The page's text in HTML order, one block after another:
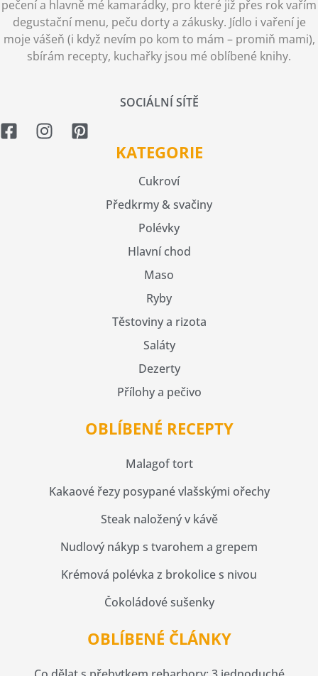
pečení a hlavně mé kamarádky, pro které již přes rok vařím
degustační menu, peču dorty a zákusky. Jídlo i vaření je
moje vášeň (i když nevím po kom to mám – promiň mami),
sbírám recepty, kuchařky jsou mé oblíbené knihy.
SOCIÁLNÍ SÍTĚ
KATEGORIE
Cukroví
Předkrmy & svačiny
Polévky
Hlavní chod
Maso
Ryby
Těstoviny a rizota
Saláty
Dezerty
Přílohy a pečivo
OBLÍBENÉ RECEPTY
Malagof tort
Kakaové řezy posypané vlašskými ořechy
Steak naložený v kávě
Nudlový nákyp s tvarohem a grepem
Krémová polévka z brokolice s nivou
Čokoládové sušenky
OBLÍBENÉ ČLÁNKY